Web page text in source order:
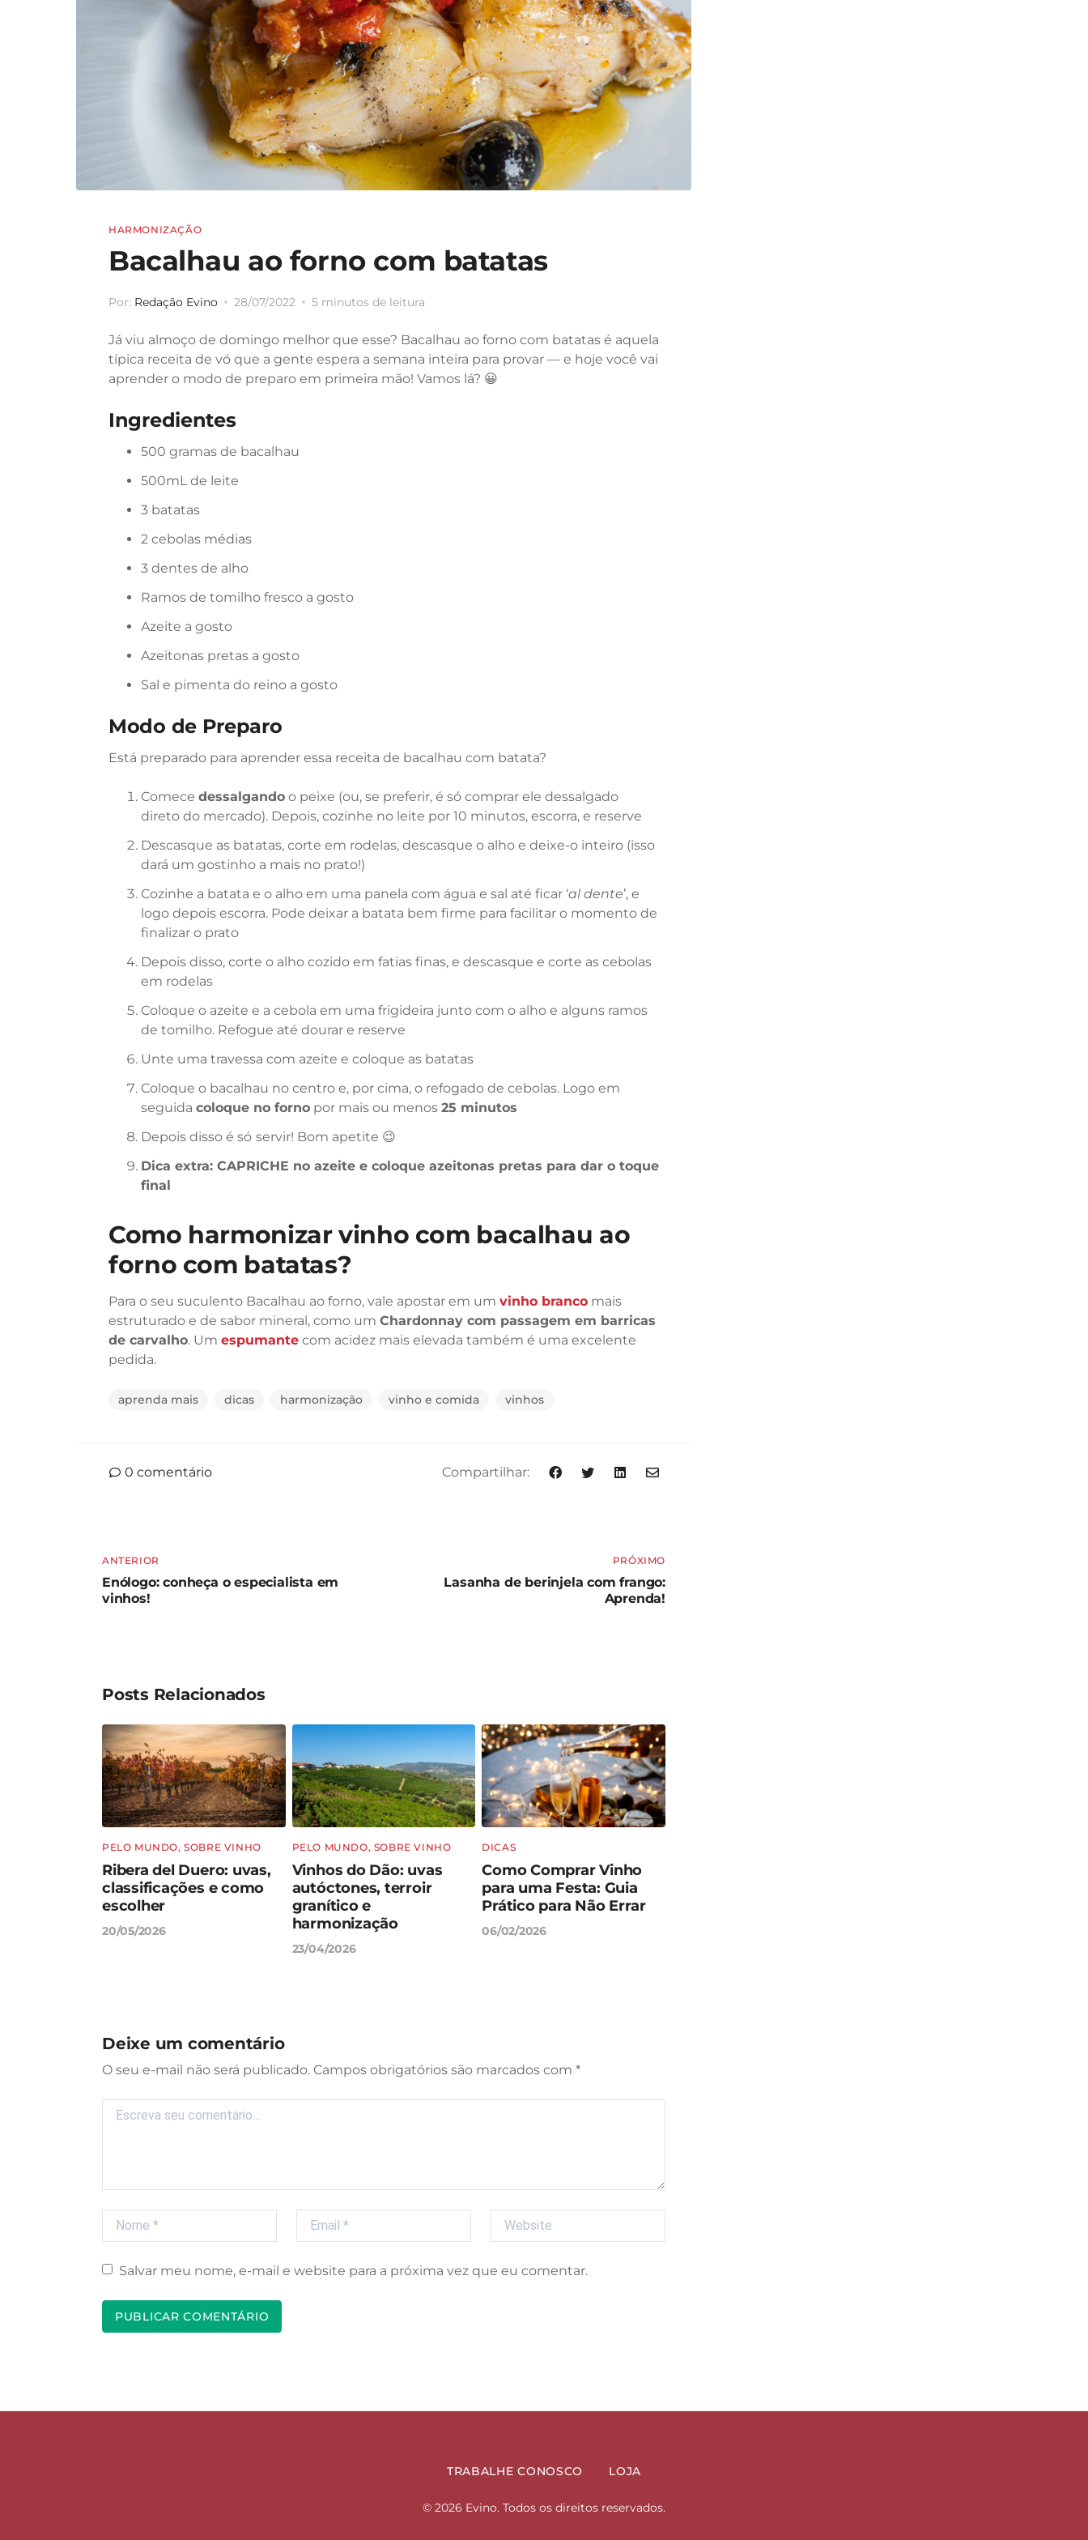
HARMONIZAÇÃO
Bacalhau ao forno com batatas
Por: Redação Evino 28/07/2022 5 minutos de leitura
Já viu almoço de domingo melhor que esse? Bacalhau ao forno com batatas é aquela
típica receita de vó que a gente espera a semana inteira para provar — e hoje você vai
aprender o modo de preparo em primeira mão! Vamos lá? 😀
Ingredientes
500 gramas de bacalhau
500mL de leite
3 batatas
2 cebolas médias
3 dentes de alho
Ramos de tomilho fresco a gosto
Azeite a gosto
Azeitonas pretas a gosto
Sal e pimenta do reino a gosto
Modo de Preparo
Está preparado para aprender essa receita de bacalhau com batata?
Comece dessalgando o peixe (ou, se preferir, é só comprar ele dessalgado
direto do mercado). Depois, cozinhe no leite por 10 minutos, escorra, e reserve
Descasque as batatas, corte em rodelas, descasque o alho e deixe-o inteiro (isso
dará um gostinho a mais no prato!)
Cozinhe a batata e o alho em uma panela com água e sal até ficar ‘al dente’, e
logo depois escorra. Pode deixar a batata bem firme para facilitar o momento de
finalizar o prato
Depois disso, corte o alho cozido em fatias finas, e descasque e corte as cebolas
em rodelas
Coloque o azeite e a cebola em uma frigideira junto com o alho e alguns ramos
de tomilho. Refogue até dourar e reserve
Unte uma travessa com azeite e coloque as batatas
Coloque o bacalhau no centro e, por cima, o refogado de cebolas. Logo em
seguida coloque no forno por mais ou menos 25 minutos
Depois disso é só servir! Bom apetite 😉
Dica extra: CAPRICHE no azeite e coloque azeitonas pretas para dar o toque
final
Como harmonizar vinho com bacalhau ao
forno com batatas?
Para o seu suculento Bacalhau ao forno, vale apostar em um vinho branco mais
estruturado e de sabor mineral, como um Chardonnay com passagem em barricas
de carvalho. Um espumante com acidez mais elevada também é uma excelente
pedida.
aprenda mais dicas harmonização vinho e comida vinhos
0 comentário Compartilhar:
ANTERIOR
Enólogo: conheça o especialista em
vinhos!
PRÓXIMO
Lasanha de berinjela com frango:
Aprenda!
Posts Relacionados
PELO MUNDO,SOBRE VINHO
Ribera del Duero: uvas,
classificações e como
escolher
20/05/2026
PELO MUNDO, SOBRE VINHO
Vinhos do Dão: uvas
autóctones, terroir
granítico e
harmonização
23/04/2026
DICAS
Como Comprar Vinho
para uma Festa: Guia
Prático para Não Errar
06/02/2026
Deixe um comentário
Campos obrigatórios são marcados com *
Comentário
Nome Email Website
Salvar meu nome, e-mail e website para a próxima vez que eu comentar.
TRABALHE CONOSCO LOJA
© 2026 Evino. Todos os direitos reservados.